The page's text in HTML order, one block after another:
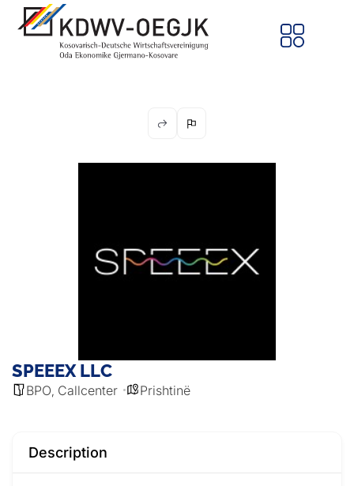
SPEEEX LLC
BPO, Callcenter Prishtinë
Description